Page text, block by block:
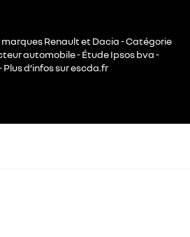
marques Renault et Dacia - Catégorie
automobile - Étude Ipsos bva -
Plus d’infos sur escda.fr